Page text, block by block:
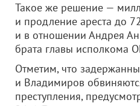
Такое же решение —
и продление ареста до
и в отношении Андрея
брата главы исполкома
Отметим, что
и Владимиров
преступления,